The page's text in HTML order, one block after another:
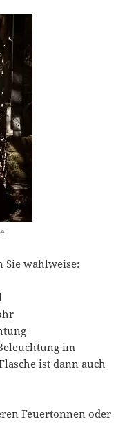
Sie wahlweise:
im
ist dann auch
Feuertonnen oder